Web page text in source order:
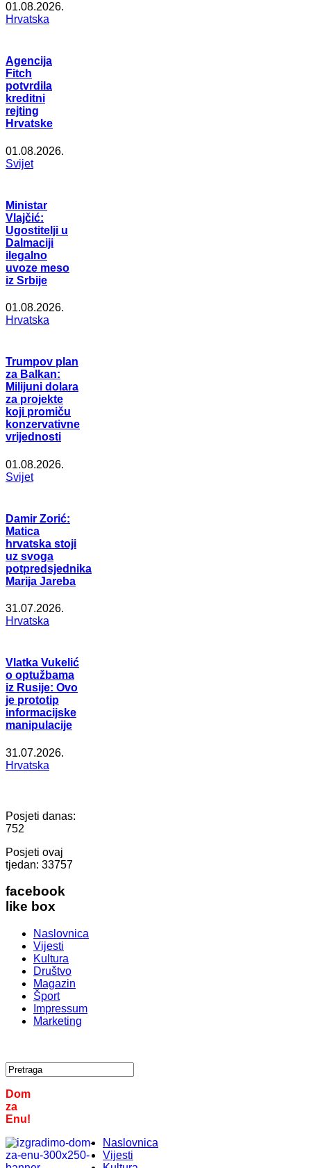
01.08.2026.
Hrvatska
Agencija
Fitch
potvrdila
kreditni
rejting
Hrvatske
01.08.2026.
Svijet
Ministar
Vlajčić:
Ugostitelji u
Dalmaciji
ilegalno
uvoze meso
iz Srbije
01.08.2026.
Hrvatska
Trumpov plan
za Balkan:
Milijuni dolara
za projekte
koji promiču
konzervativne
vrijednosti
01.08.2026.
Svijet
Damir Zorić:
Matica
hrvatska stoji
uz svoga
potpredsjednika
Marija Jareba
31.07.2026.
Hrvatska
Vlatka Vukelić
o optužbama
iz Rusije: Ovo
je prototip
informacijske
manipulacije
31.07.2026.
Hrvatska
Posjeti danas:
752
Posjeti ovaj
tjedan: 33757
facebook
like box
Naslovnica
Vijesti
Kultura
Društvo
Magazin
Šport
Impressum
Marketing
Dom
za
Enu!
Naslovnica
Vijesti